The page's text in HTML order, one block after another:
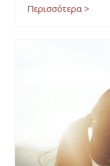
Περισσότερα >